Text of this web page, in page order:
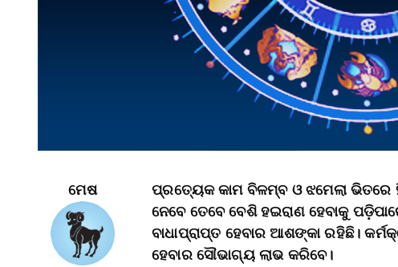
ମେଷ
ପ୍ରତ୍ୟେକ କାମ ବିଳମ୍ବ ଓ ଝମେଲା
ନେବେ ତେବେ ବେଶି ହଇରାଣ ହେବାକୁ
ବାଧାପ୍ରାପ୍ତ ହେବାର ଆଶଙ୍କା ରହିଛି।
ହେବାର ସୌଭାଗ୍ୟ ଲାଭ କରିବେ।